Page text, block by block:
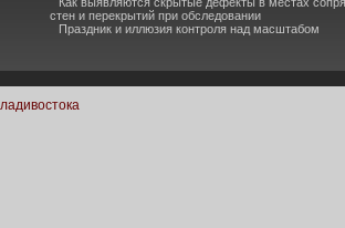
стен и перекрытий при обследовании
Праздник и иллюзия контроля над масштабом